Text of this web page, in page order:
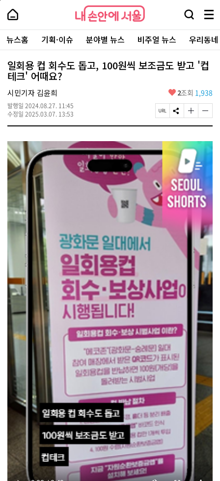
본
로
가
내
손
안
에
서
울
-
서
울
시
대
표
소
통
포
내
손
에
울
검
창
열
기
메
뉴
전
체
보
기
주
요
서
뉴스홈 기획·이슈 분야별 뉴스 비주얼 뉴스 우리동
일회용 컵 회수도 돕고, 100원씩 보조금도 받고 '컵
테크' 어때요?
시민기자 김윤희
발행일 2024.08.27. 11:45
수정일 2025.03.07. 13:53
좋
요
2조회 1,938
페
이
U
R
L
사
S
N
공
유
하
기
글
자
기
크
게
변
경
하
기
글
자
기
작
게
하
기
페
상
단
로